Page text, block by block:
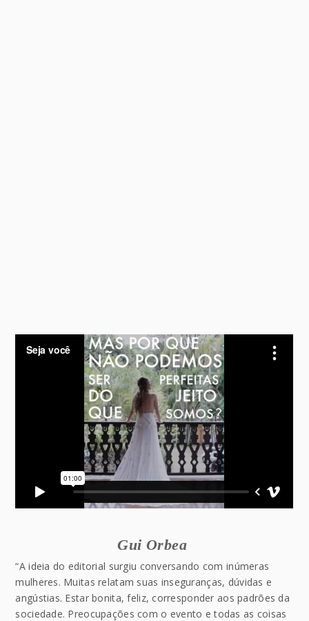
Gui Orbea
“A ideia do editorial surgiu conversando com inúmeras
mulheres. Muitas relatam suas inseguranças, dúvidas e
angústias. Estar bonita, feliz, corresponder aos padrões da
sociedade. Preocupações com o evento e todas as coisas